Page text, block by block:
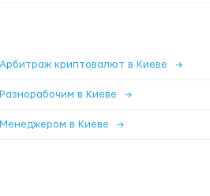
криптовалют в Киеве →
в Киеве →
в Киеве →